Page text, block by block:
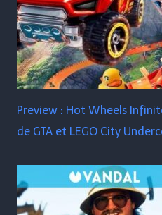
Preview : Hot Wheels
de GTA et LEGO City